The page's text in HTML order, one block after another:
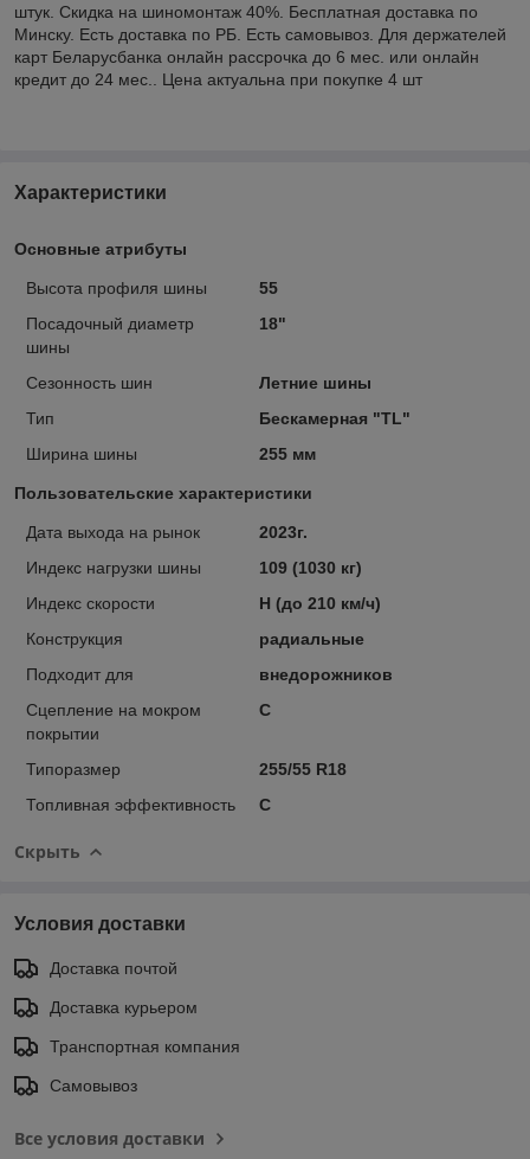
штук. Скидка на шиномонтаж 40%. Бесплатная доставка по
Минску. Есть доставка по РБ. Есть самовывоз. Для держателей
карт Беларусбанка онлайн рассрочка до 6 мес. или онлайн
кредит до 24 мес.. Цена актуальна при покупке 4 шт
Характеристики
Основные атрибуты
Высота профиля шины
55
Посадочный диаметр
шины
18"
Сезонность шин
Летние шины
Тип
Бескамерная "TL"
Ширина шины
255 мм
Пользовательские характеристики
Дата выхода на рынок
2023г.
Индекс нагрузки шины
109 (1030 кг)
Индекс скорости
H (до 210 км/ч)
Конструкция
радиальные
Подходит для
внедорожников
Сцепление на мокром
покрытии
C
Типоразмер
255/55 R18
Топливная эффективность
C
Скрыть
Условия доставки
Доставка почтой
Доставка курьером
Транспортная компания
Самовывоз
Все условия доставки